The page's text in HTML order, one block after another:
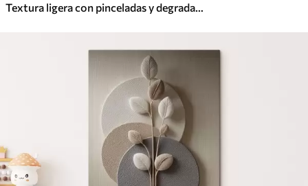
Textura ligera con pinceladas y degradados en tonos beige